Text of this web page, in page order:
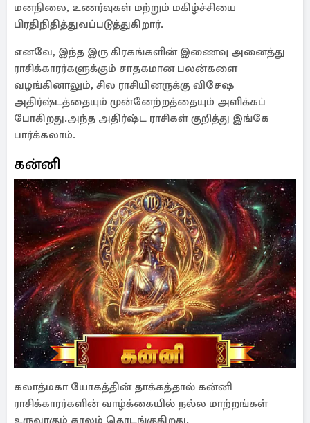
மனநிலை, உணர்வுகள் மற்றும் மகிழ்ச்சியை
பிரதிநிதித்துவப்படுத்துகிறார்.
எனவே, இந்த இரு கிரகங்களின் இணைவு அனைத்து
ராசிக்காரர்களுக்கும் சாதகமான பலன்களை
வழங்கினாலும், சில ராசியினருக்கு விசேஷ
அதிர்ஷ்டத்தையும் முன்னேற்றத்தையும் அளிக்கப்
போகிறது.அந்த அதிர்ஷ்ட ராசிகள் குறித்து இங்கே
பார்க்கலாம்.
கன்னி
கலாத்மகா யோகத்தின் தாக்கத்தால் கன்னி
ராசிக்காரர்களின் வாழ்க்கையில் நல்ல மாற்றங்கள்
உருவாகும் காலம் தொடங்குகிறது.